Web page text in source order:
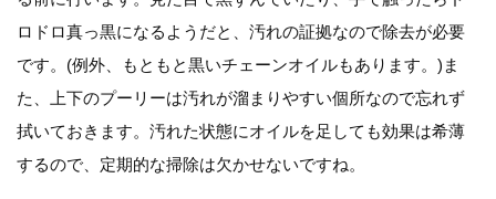
ロドロ真っ黒になるようだと、汚れの証拠なので除去が必要
です。(例外、もともと黒いチェーンオイルもあります。)ま
た、上下のプーリーは汚れが溜まりやすい個所なので忘れず
拭いておきます。汚れた状態にオイルを足しても効果は希薄
するので、定期的な掃除は欠かせないですね。